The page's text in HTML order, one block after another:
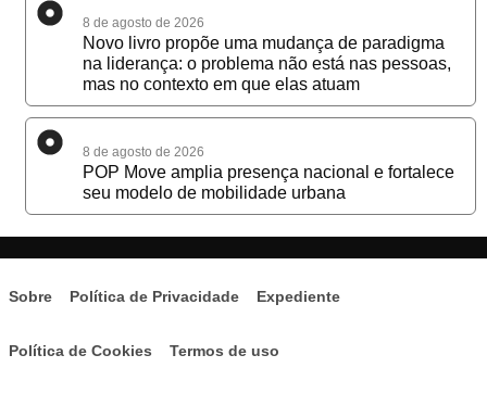
8 de agosto de 2026
Novo livro propõe uma mudança de paradigma
na liderança: o problema não está nas pessoas,
mas no contexto em que elas atuam
8 de agosto de 2026
POP Move amplia presença nacional e fortalece
seu modelo de mobilidade urbana
Sobre Política de Privacidade Expediente
Política de Cookies Termos de uso